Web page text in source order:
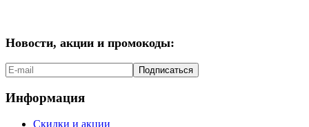
Новости, акции и промокоды:
Подписаться
Информация
Скидки и акции